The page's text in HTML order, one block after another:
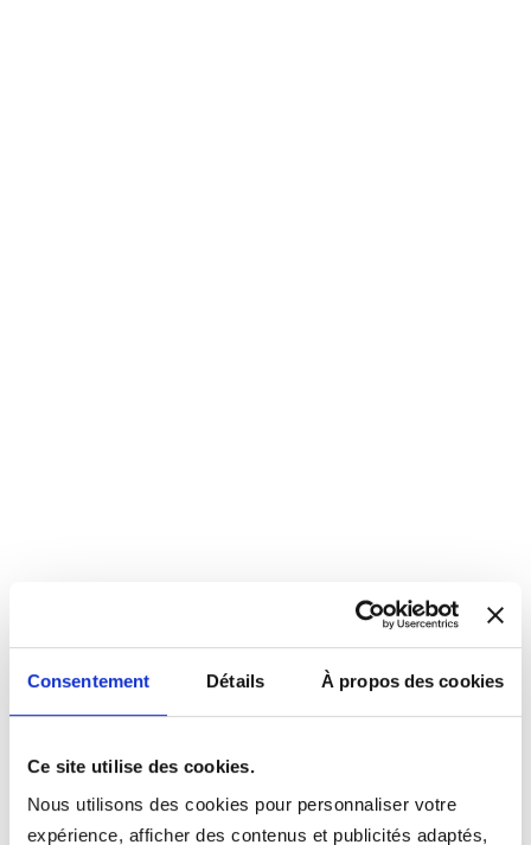
Consentement Détails À propos des cookies
Ce site utilise des cookies.
Nous utilisons des cookies pour personnaliser votre
expérience, afficher des contenus et publicités adaptés,